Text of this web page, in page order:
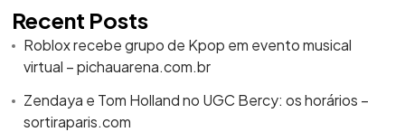
Recent Posts
Roblox recebe grupo de Kpop em evento musical
virtual – pichauarena.com.br
Zendaya e Tom Holland no UGC Bercy: os horários –
sortiraparis.com